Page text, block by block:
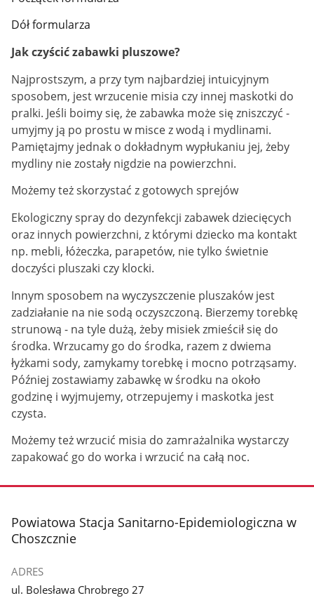
Dół formularza
Jak czyścić zabawki pluszowe?
Najprostszym, a przy tym najbardziej intuicyjnym
sposobem, jest wrzucenie misia czy innej maskotki do
pralki. Jeśli boimy się, że zabawka może się zniszczyć -
umyjmy ją po prostu w misce z wodą i mydlinami.
Pamiętajmy jednak o dokładnym wypłukaniu jej, żeby
mydliny nie zostały nigdzie na powierzchni.
Możemy też skorzystać z gotowych sprejów
Ekologiczny spray do dezynfekcji zabawek dziecięcych
oraz innych powierzchni, z którymi dziecko ma kontakt
np. mebli, łóżeczka, parapetów, nie tylko świetnie
doczyści pluszaki czy klocki.
Innym sposobem na wyczyszczenie pluszaków jest
zadziałanie na nie sodą oczyszczoną. Bierzemy torebkę
strunową - na tyle dużą, żeby misiek zmieścił się do
środka. Wrzucamy go do środka, razem z dwiema
łyżkami sody, zamykamy torebkę i mocno potrząsamy.
Później zostawiamy zabawkę w środku na około
godzinę i wyjmujemy, otrzepujemy i maskotka jest
czysta.
Możemy też wrzucić misia do zamrażalnika wystarczy
zapakować go do worka i wrzucić na całą noc.
stopka
Powiatowa Stacja Sanitarno-Epidemiologiczna w
Choszcznie
ADRES
ul. Bolesława Chrobrego 27